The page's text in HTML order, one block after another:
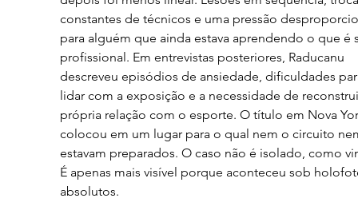
constantes de técnicos e uma pressão
para alguém que ainda estava aprendendo o que é
profissional. Em entrevistas posteriores, Raducanu
descreveu episódios de ansiedade, dificuldades
lidar com a exposição e a necessidade de
própria relação com o esporte. O título em Nova
colocou em um lugar para o qual nem o circuito
estavam preparados. O caso não é isolado, como
É apenas mais visível porque aconteceu sob
absolutos.